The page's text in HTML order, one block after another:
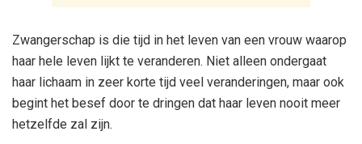
Zwangerschap is die tijd in het leven van een vrouw waarop
haar hele leven lijkt te veranderen. Niet alleen ondergaat
haar lichaam in zeer korte tijd veel veranderingen, maar ook
begint het besef door te dringen dat haar leven nooit meer
hetzelfde zal zijn.